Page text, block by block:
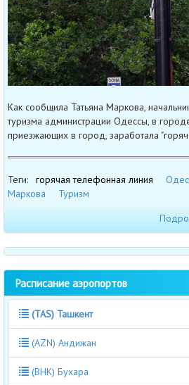
Как сообщила Татьяна Маркова,
туризма администрации Одессы, в
приезжающих в город, заработала
Теги: горячая телефонная линия
Маркова
Туризм
Расписание аэропортов
(TAS) Ташкент
(AZN) Андижан
(BHK) Бухара